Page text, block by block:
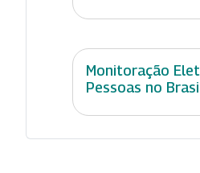
Monitoração
Pessoas no